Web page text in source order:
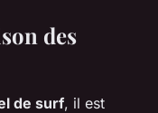
des
de surf, il est